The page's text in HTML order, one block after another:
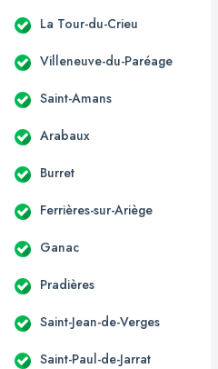
La Tour-du-Crieu
Villeneuve-du-Paréage
Saint-Amans
Arabaux
Burret
Ferrières-sur-Ariège
Ganac
Pradières
Saint-Jean-de-Verges
Saint-Paul-de-Jarrat